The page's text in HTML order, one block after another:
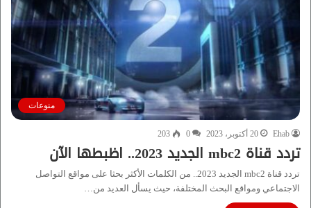
منوعات
Ehab 20 أكتوبر، 2023 0
203
تردد قناة mbc2 الجديد 2023.. اظبطها الآن
تردد قناة mbc2 الجديد 2023.. من الكلمات الأكثر بحثا على مواقع التواصل
الاجتماعي ومواقع البحث المختلفة، حيث يسأل العديد من…